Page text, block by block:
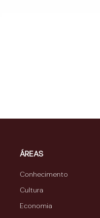
ÁREAS
Conhecimento
Cultura
Economia